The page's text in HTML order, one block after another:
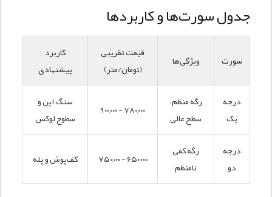
جدول سورت‌ها و کاربردها
سورت ویژگی‌ها
قیمت تقریبی
(تومان/متر)
کاربرد
پیشنهادی
درجه
یک
رگه منظم،
سطح عالی
۷۸۰,۰۰۰ - ۹۰۰,۰۰۰
سنگ اپن و
سطوح لوکس
درجه
دو
رگه کمی
نامنظم
۶۵۰,۰۰۰ - ۷۵۰,۰۰۰ کف‌پوش و پله